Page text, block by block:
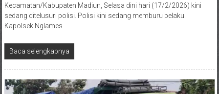
Kecamatan/Kabupaten Madiun, Selasa dini hari (17/2/2026) kini
sedang ditelusuri polisi. Polisi kini sedang memburu pelaku.
Kapolsek Nglames
Baca selengkapnya